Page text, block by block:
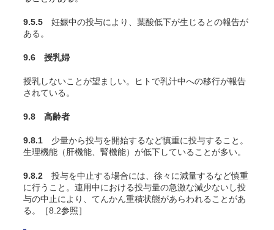
9.5.5 妊娠中の投与により、葉酸低下が生じるとの報告が
ある。
9.6 授乳婦
授乳しないことが望ましい。ヒトで乳汁中への移行が報告
されている 。
9.8 高齢者
9.8.1 少量から投与を開始するなど慎重に投与すること。
生理機能（肝機能、腎機能）が低下していることが多い。
9.8.2 投与を中止する場合には、徐々に減量するなど慎重
に行うこと。連用中における投与量の急激な減少ないし投
与の中止により、てんかん重積状態があらわれることがあ
る。［8.2参照］